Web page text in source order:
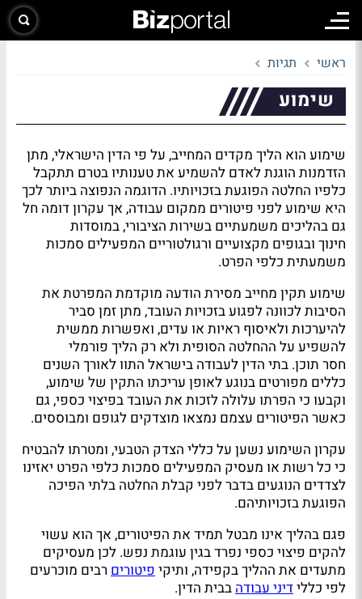
ראשי תגיות
שימוע
שימוע הוא הליך מקדים המחייב, על פי הדין הישראלי, מתן
הזדמנות הוגנת לאדם להשמיע את טענותיו בטרם תתקבל
כלפיו החלטה הפוגעת בזכויותיו. הדוגמה הנפוצה ביותר לכך
היא שימוע לפני פיטורים ממקום עבודה, אך עקרון דומה חל
גם בהליכים משמעתיים בשירות הציבורי, במוסדות
חינוך ובגופים מקצועיים ורגולטוריים המפעילים סמכות
משמעתית כלפי הפרט.
שימוע תקין מחייב מסירת הודעה מוקדמת המפרטת את
הסיבות לכוונה לפגוע בזכויות העובד, מתן זמן סביר
להיערכות ולאיסוף ראיות או עדים, ואפשרות ממשית
להשפיע על ההחלטה הסופית ולא רק הליך פורמלי
חסר תוכן. בתי הדין לעבודה בישראל התוו לאורך השנים
כללים מפורטים בנוגע לאופן עריכתו התקין של שימוע,
וקבעו כי הפרתו עלולה לזכות את העובד בפיצוי כספי, גם
כאשר הפיטורים עצמם נמצאו מוצדקים לגופם ומבוססים.
עקרון השימוע נשען על כללי הצדק הטבעי, ומטרתו להבטיח
כי כל רשות או מעסיק המפעילים סמכות כלפי הפרט יאזינו
לצדדים הנוגעים בדבר לפני קבלת החלטה בלתי הפיכה
הפוגעת בזכויותיהם.
פגם בהליך אינו מבטל תמיד את הפיטורים, אך הוא עשוי
להקים פיצוי כספי נפרד בגין עוגמת נפש. לכן מעסיקים
מתעדים את ההליך בקפידה, ותיקיפיטורים רבים מוכרעים
לפי כללידיני עבודהבבית הדין.